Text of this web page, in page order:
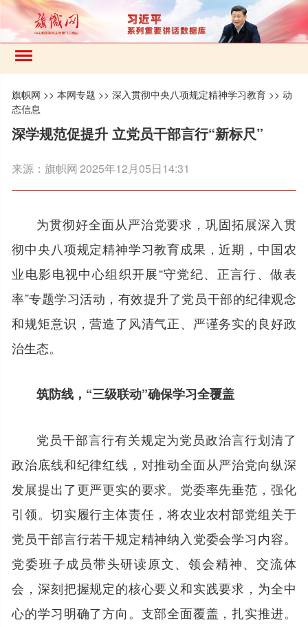
旗帜网 >>本网专题 >>深入贯彻中央八项规定精神学习教育 >>动
态信息
深学规范促提升 立党员干部言行“新标尺”
来源：旗帜网2025年12月05日14:31
为贯彻好全面从严治党要求，巩固拓展深入贯
彻中央八项规定精神学习教育成果，近期，中国农
业电影电视中心组织开展“守党纪、正言行、做表
率”专题学习活动，有效提升了党员干部的纪律观念
和规矩意识，营造了风清气正、严谨务实的良好政
治生态。
筑防线，“三级联动”确保学习全覆盖
党员干部言行有关规定为党员政治言行划清了
政治底线和纪律红线，对推动全面从严治党向纵深
发展提出了更严更实的要求。党委率先垂范，强化
引领。切实履行主体责任，将农业农村部党组关于
党员干部言行若干规定精神纳入党委会学习内容。
党委班子成员带头研读原文、领会精神、交流体
会，深刻把握规定的核心要义和实践要求，为全中
心的学习明确了方向。支部全面覆盖，扎实推进。